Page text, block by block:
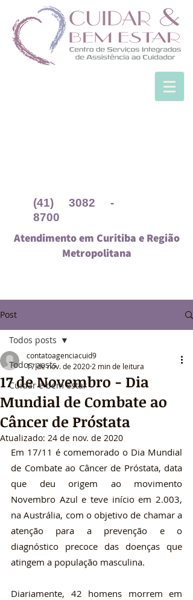
(41) 3082 -
8700
Atendimento em Curitiba e Região
Metropolitana
Post
Todos posts
Cuidar e bem estar
Todos posts
17 de Novembro - Dia
Mundial de Combate ao
Câncer de Próstata
contatoagenciacuid9
17 de nov. de 2020 2 min de leitura
Atualizado: 24 de nov. de 2020
Em 17/11 é comemorado o Dia Mundial
de Combate ao Câncer de Próstata, data
que deu origem ao movimento
Novembro Azul e teve início em 2.003,
na Austrália, com o objetivo de chamar a
atenção para a prevenção e o
diagnóstico precoce das doenças que
atingem a população masculina.
Diariamente, 42 homens morrem em